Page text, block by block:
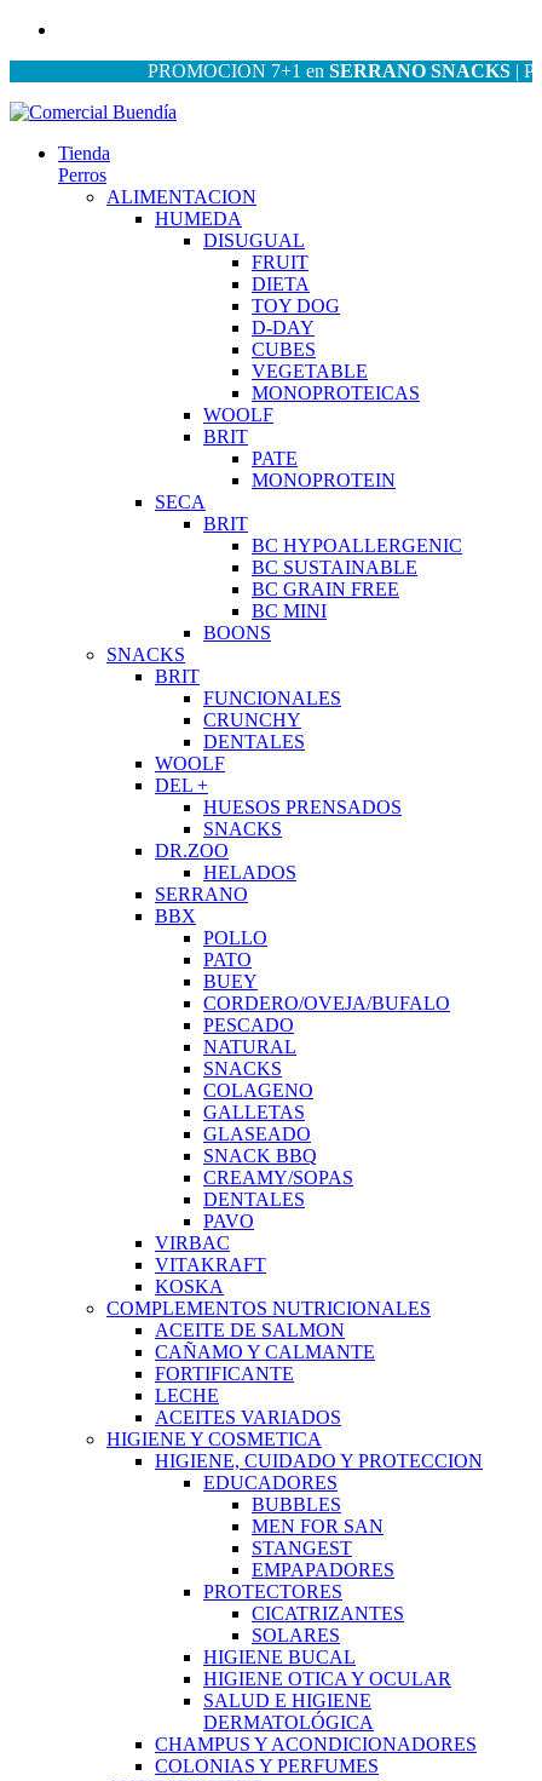
PROMOCION 7+1 enSERRANO SNACKS|
Tienda
Perros
ALIMENTACION
HUMEDA
DISUGUAL
FRUIT
DIETA
TOY DOG
D-DAY
CUBES
VEGETABLE
MONOPROTEICAS
WOOLF
BRIT
PATE
MONOPROTEIN
SECA
BRIT
BC HYPOALLERGENIC
BC SUSTAINABLE
BC GRAIN FREE
BC MINI
BOONS
SNACKS
BRIT
FUNCIONALES
CRUNCHY
DENTALES
WOOLF
DEL +
HUESOS PRENSADOS
SNACKS
DR.ZOO
HELADOS
SERRANO
BBX
POLLO
PATO
BUEY
CORDERO/OVEJA/BUFALO
PESCADO
NATURAL
SNACKS
COLAGENO
GALLETAS
GLASEADO
SNACK BBQ
CREAMY/SOPAS
DENTALES
PAVO
VIRBAC
VITAKRAFT
KOSKA
COMPLEMENTOS NUTRICIONALES
ACEITE DE SALMON
CAÑAMO Y CALMANTE
FORTIFICANTE
LECHE
ACEITES VARIADOS
HIGIENE Y COSMETICA
HIGIENE, CUIDADO Y PROTECCION
EDUCADORES
BUBBLES
MEN FOR SAN
STANGEST
EMPAPADORES
PROTECTORES
CICATRIZANTES
SOLARES
HIGIENE BUCAL
HIGIENE OTICA Y OCULAR
SALUD E HIGIENE
DERMATOLÓGICA
CHAMPUS Y ACONDICIONADORES
COLONIAS Y PERFUMES